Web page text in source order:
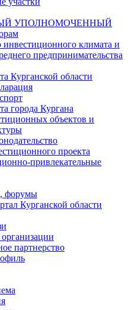
УПОЛНОМОЧЕННЫЙ
климата и
предпринимательства
Курганской области
города Кургана
объектов и
проекта
привлекательные
форумы
Курганской области
партнерство